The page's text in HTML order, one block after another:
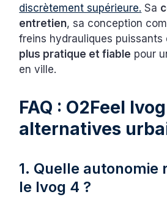
discrètement supérieure. Sa
entretien, sa conception
freins hydrauliques
plus pratique et fiable pour
en ville.
FAQ : O2Feel
alternatives
1. Quelle autonomie
le Ivog 4 ?